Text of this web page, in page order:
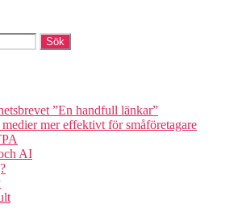
”En handfull länkar”
mer effektivt för småföretagare
AI